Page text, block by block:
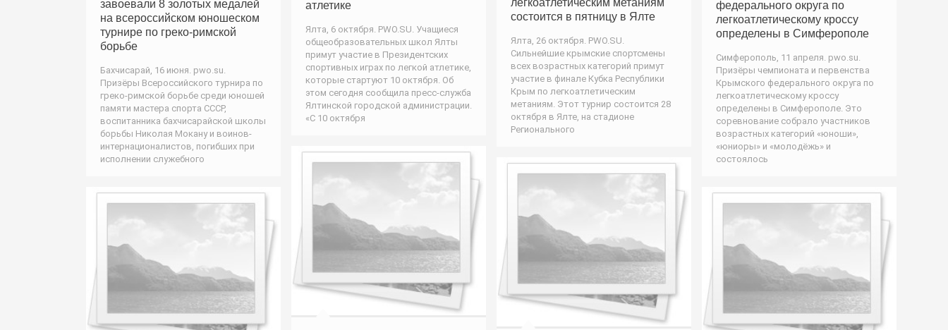
атлетике
Ялта, 6 октября. PWO.SU. Учащиеся
общеобразовательных школ Ялты
примут участие в Президентских
спортивных играх по легкой атлетике,
которые стартуют 10 октября. Об
этом сегодня сообщила пресс-служба
Ялтинской городской администрации.
«С 10 октября
федерального округа по
легкоатлетическому кроссу
определены в Симферополе
Симферополь, 11 апреля. pwo.su.
Призёры чемпионата и первенства
Крымского федерального округа по
легкоатлетическому кроссу
определены в Симферополе. Это
соревнование собрало участников
возрастных категорий «юноши»,
«юниоры» и «молодёжь» и
состоялось
легкоатлетическим метаниям
состоится в пятницу в Ялте
Ялта, 26 октября. PWO.SU.
Сильнейшие крымские спортсмены
всех возрастных категорий примут
участие в финале Кубка Республики
Крым по легкоатлетическим
метаниям. Этот турнир состоится 28
октября в Ялте, на стадионе
Регионального
завоевали 8 золотых медалей
на всероссийском юношеском
турнире по греко-римской
борьбе
Бахчисарай, 16 июня. pwo.su.
Призёры Всероссийского турнира по
греко-римской борьбе среди юношей
памяти мастера спорта СССР,
воспитанника бахчисарайской школы
борьбы Николая Мокану и воинов-
интернационалистов, погибших при
исполнении служебного